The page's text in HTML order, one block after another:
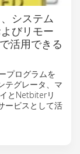
システム
びリモー
活用できる
プログラムを
テグレータ、マ
とNetbiterリ
ービスとして活